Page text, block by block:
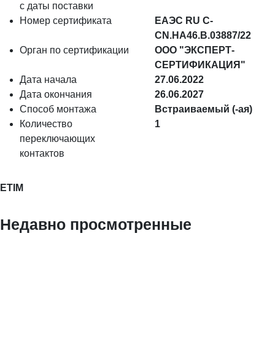
с даты поставки
Номер сертификата
ЕАЭС RU С-
CN.НА46.В.03887/22
Орган по сертификации
ООО "ЭКСПЕРТ-
СЕРТИФИКАЦИЯ"
Дата начала
27.06.2022
Дата окончания
26.06.2027
Способ монтажа
Встраиваемый (-ая)
Количество
переключающих
контактов
1
ETIM
Недавно просмотренные